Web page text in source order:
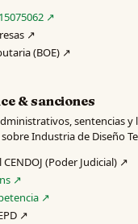
↗
↗
(BOE) ↗
& sanciones
sentencias y
Industria de Diseño
(Poder Judicial) ↗
↗
↗
↗